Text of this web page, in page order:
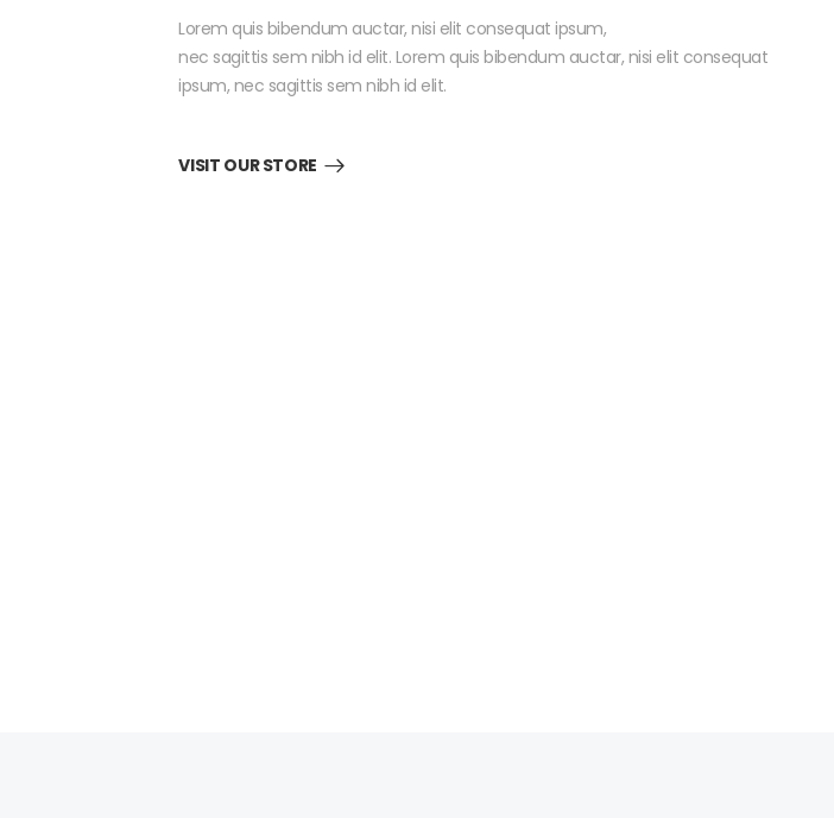
Lorem quis bibendum auctar, nisi elit consequat ipsum,
nec sagittis sem nibh id elit. Lorem quis bibendum auctar, nisi elit consequat
ipsum, nec sagittis sem nibh id elit.
VISIT OUR STORE